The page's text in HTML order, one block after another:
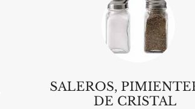
SALEROS,
DE CRISTAL